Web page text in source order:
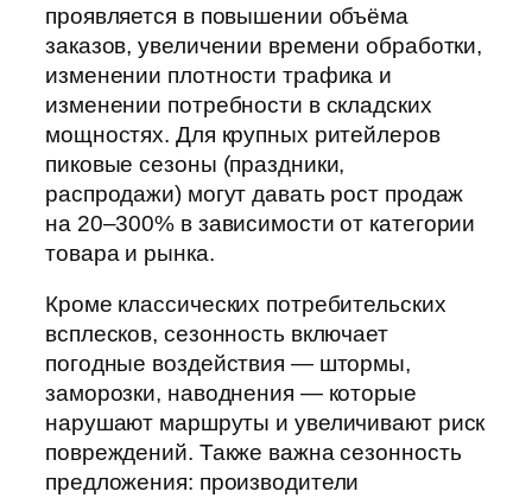
проявляется в повышении объёма
заказов, увеличении времени обработки,
изменении плотности трафика и
изменении потребности в складских
мощностях. Для крупных ритейлеров
пиковые сезоны (праздники,
распродажи) могут давать рост продаж
на 20–300% в зависимости от категории
товара и рынка.
Кроме классических потребительских
всплесков, сезонность включает
погодные воздействия — штормы,
заморозки, наводнения — которые
нарушают маршруты и увеличивают риск
повреждений. Также важна сезонность
предложения: производители